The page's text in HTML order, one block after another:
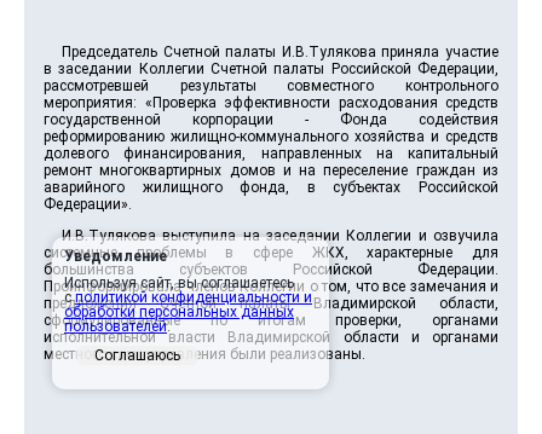
Председатель Счетной палаты И.В.Тулякова приняла участие
в заседании Коллегии Счетной палаты Российской Федерации,
рассмотревшей результаты совместного контрольного
мероприятия: «Проверка эффективности расходования средств
государственной корпорации - Фонда содействия
реформированию жилищно-коммунального хозяйства и средств
долевого финансирования, направленных на капитальный
ремонт многоквартирных домов и на переселение граждан из
аварийного жилищного фонда, в субъектах Российской
Федерации».
И.В.Тулякова выступила на заседании Коллегии и озвучила
системные проблемы в сфере ЖКХ, характерные для
большинства субъектов Российской Федерации.
Проинформировала членов Коллегии о том, что все замечания и
предложения Счетной палаты Владимирской области,
сформулированные по итогам проверки, органами
исполнительной власти Владимирской области и органами
местного самоуправления были реализованы.
Уведомление
Используя сайт, вы соглашаетесь
сполитикой конфиденциальности и
обработки персональных данных
пользователей.
Соглашаюсь